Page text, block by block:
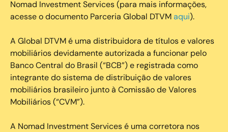
Nomad Investment Services (para mais informações,
acesse o documento Parceria Global DTVMaqui).
A Global DTVM é uma distribuidora de títulos e valores
mobiliários devidamente autorizada a funcionar pelo
Banco Central do Brasil (“BCB”) e registrada como
integrante do sistema de distribuição de valores
mobiliários brasileiro junto à Comissão de Valores
Mobiliários (“CVM”).
‍A Nomad Investment Services é uma corretora nos